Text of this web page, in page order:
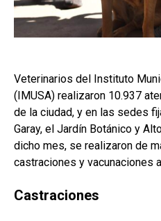
Veterinarios del Instituto
(IMUSA) realizaron 10.937
de la ciudad, y en las sedes
Garay, el Jardín Botánico y
dicho mes, se realizaron de
castraciones y vacunaciones
Castraciones